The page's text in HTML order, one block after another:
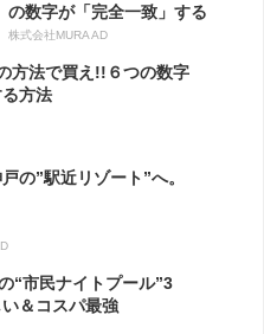
の数字が「完全一致」する
方...
株式会社MURA AD
方法で買え!!６つの数字
方法
の”駅近リゾート”へ。
“市民ナイトプール”3
＆コスパ最強